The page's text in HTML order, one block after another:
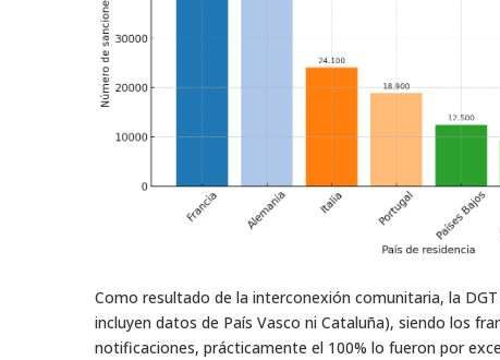
Como resultado de la interconexión comunitaria, la
incluyen datos de País Vasco ni Cataluña), siendo los
notificaciones, prácticamente el 100% lo fueron por